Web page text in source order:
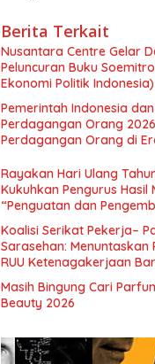
Berita Terkait
Nusantara Centre Gelar
Peluncuran Buku
Ekonomi Politik
Perekonomian Nasional
Indonesia Emas 2045”,
Pemerintah Indonesia
Perdagangan Orang
Perdagangan Orang di
Rayakan Hari Ulang
Kukuhkan Pengurus
“Penguatan dan
Indonesia dan
Koalisi Serikat Pekerja–
Sarasehan:
RUU Ketenagakerjaan
Masih Bingung Cari
Beauty 2026